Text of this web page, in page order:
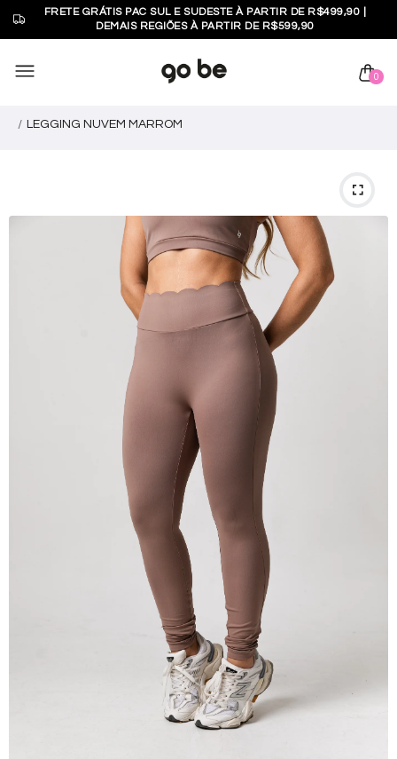
FRETE GRÁTIS PAC SUL E SUDESTE À PARTIR DE R$499,90 |
DEMAIS REGIÕES À PARTIR DE R$599,90
0
LEGGING NUVEM MARROM